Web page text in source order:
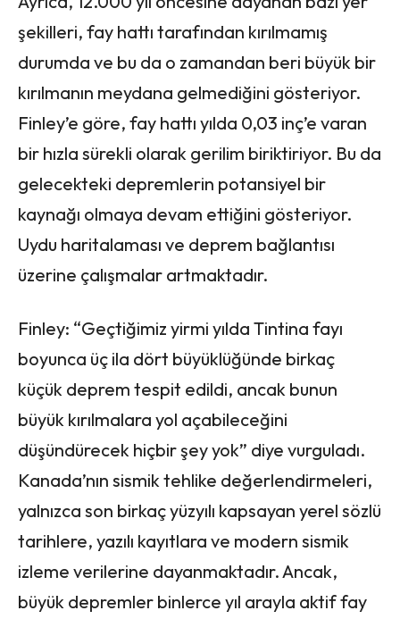
şekilleri, fay hattı tarafından kırılmamış
durumda ve bu da o zamandan beri büyük bir
kırılmanın meydana gelmediğini gösteriyor.
Finley’e göre, fay hattı yılda 0,03 inç’e varan
bir hızla sürekli olarak gerilim biriktiriyor. Bu da
gelecekteki depremlerin potansiyel bir
kaynağı olmaya devam ettiğini gösteriyor.
Uydu haritalaması ve deprem bağlantısı
üzerine çalışmalar artmaktadır.
Finley: “Geçtiğimiz yirmi yılda Tintina fayı
boyunca üç ila dört büyüklüğünde birkaç
küçük deprem tespit edildi, ancak bunun
büyük kırılmalara yol açabileceğini
düşündürecek hiçbir şey yok” diye vurguladı.
Kanada’nın sismik tehlike değerlendirmeleri,
yalnızca son birkaç yüzyılı kapsayan yerel sözlü
tarihlere, yazılı kayıtlara ve modern sismik
izleme verilerine dayanmaktadır. Ancak,
büyük depremler binlerce yıl arayla aktif fay